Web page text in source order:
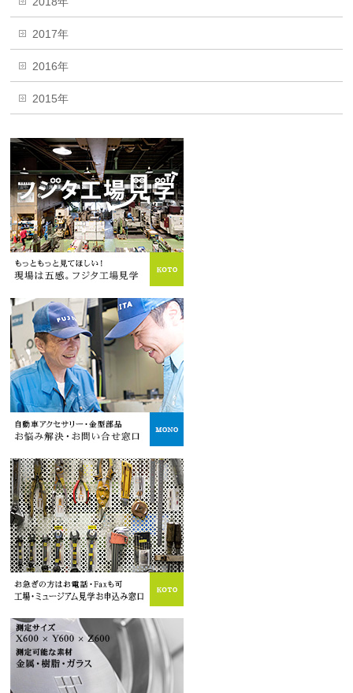
2017年
2016年
2015年